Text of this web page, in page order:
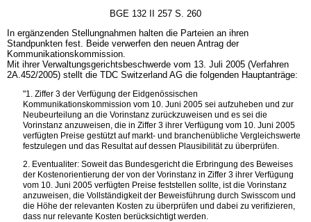
BGE 132 II 257 S. 260
In ergänzenden Stellungnahmen halten die Parteien an ihren
Standpunkten fest. Beide verwerfen den neuen Antrag der
Kommunikationskommission.
Mit ihrer Verwaltungsgerichtsbeschwerde vom 13. Juli 2005 (Verfahren
2A.452/2005) stellt die TDC Switzerland AG die folgenden Hauptanträge:
"1. Ziffer 3 der Verfügung der Eidgenössischen
Kommunikationskommission vom 10. Juni 2005 sei aufzuheben und zur
Neubeurteilung an die Vorinstanz zurückzuweisen und es sei die
Vorinstanz anzuweisen, die in Ziffer 3 ihrer Verfügung vom 10. Juni 2005
verfügten Preise gestützt auf markt- und branchenübliche Vergleichswerte
festzulegen und das Resultat auf dessen Plausibilität zu überprüfen.
2. Eventualiter: Soweit das Bundesgericht die Erbringung des Beweises
der Kostenorientierung der von der Vorinstanz in Ziffer 3 ihrer Verfügung
vom 10. Juni 2005 verfügten Preise feststellen sollte, ist die Vorinstanz
anzuweisen, die Vollständigkeit der Beweisführung durch Swisscom und
die Höhe der relevanten Kosten zu überprüfen und dabei zu verifizieren,
dass nur relevante Kosten berücksichtigt werden.